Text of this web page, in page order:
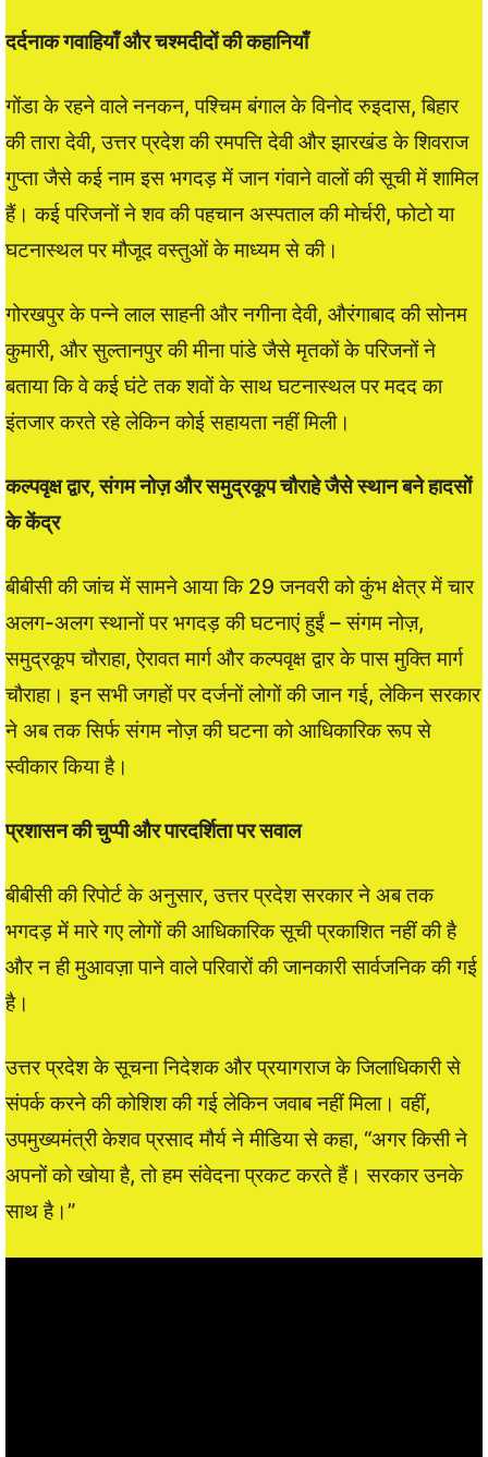
दर्दनाक गवाहियाँ और चश्मदीदों की कहानियाँ
गोंडा के रहने वाले ननकन, पश्चिम बंगाल के विनोद रुइदास, बिहार
की तारा देवी, उत्तर प्रदेश की रमपत्ति देवी और झारखंड के शिवराज
गुप्ता जैसे कई नाम इस भगदड़ में जान गंवाने वालों की सूची में शामिल
हैं। कई परिजनों ने शव की पहचान अस्पताल की मोर्चरी, फोटो या
घटनास्थल पर मौजूद वस्तुओं के माध्यम से की।
गोरखपुर के पन्ने लाल साहनी और नगीना देवी, औरंगाबाद की सोनम
कुमारी, और सुल्तानपुर की मीना पांडे जैसे मृतकों के परिजनों ने
बताया कि वे कई घंटे तक शवों के साथ घटनास्थल पर मदद का
इंतजार करते रहे लेकिन कोई सहायता नहीं मिली।
कल्पवृक्ष द्वार, संगम नोज़ और समुद्रकूप चौराहे जैसे स्थान बने हादसों
के केंद्र
बीबीसी की जांच में सामने आया कि 29 जनवरी को कुंभ क्षेत्र में चार
अलग-अलग स्थानों पर भगदड़ की घटनाएं हुईं – संगम नोज़,
समुद्रकूप चौराहा, ऐरावत मार्ग और कल्पवृक्ष द्वार के पास मुक्ति मार्ग
चौराहा। इन सभी जगहों पर दर्जनों लोगों की जान गई, लेकिन सरकार
ने अब तक सिर्फ संगम नोज़ की घटना को आधिकारिक रूप से
स्वीकार किया है।
प्रशासन की चुप्पी और पारदर्शिता पर सवाल
बीबीसी की रिपोर्ट के अनुसार, उत्तर प्रदेश सरकार ने अब तक
भगदड़ में मारे गए लोगों की आधिकारिक सूची प्रकाशित नहीं की है
और न ही मुआवज़ा पाने वाले परिवारों की जानकारी सार्वजनिक की गई
है।
उत्तर प्रदेश के सूचना निदेशक और प्रयागराज के जिलाधिकारी से
संपर्क करने की कोशिश की गई लेकिन जवाब नहीं मिला। वहीं,
उपमुख्यमंत्री केशव प्रसाद मौर्य ने मीडिया से कहा, “अगर किसी ने
अपनों को खोया है, तो हम संवेदना प्रकट करते हैं। सरकार उनके
साथ है।”